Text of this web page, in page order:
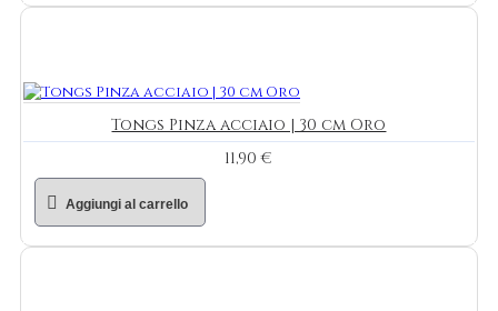
Tongs Pinza acciaio | 30 cm Oro
11,90 €
Aggiungi al carrello